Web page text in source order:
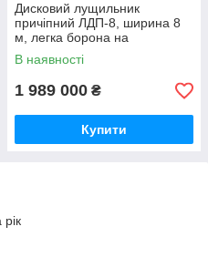
Дисковий лущильник
причіпний ЛДП-8, ширина 8
м, легка борона на
пружинних вібростойках
В наявності
1 989 000 ₴
Купити